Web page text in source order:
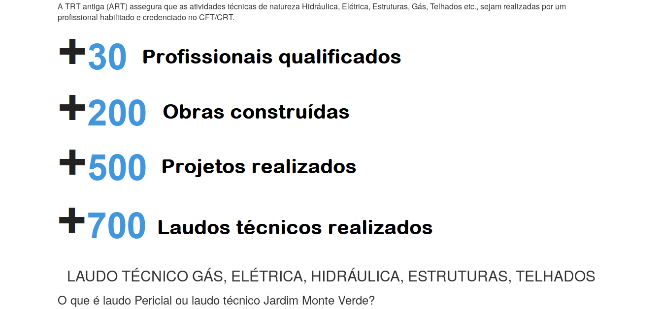
A TRT antiga (ART) assegura que as atividades técnicas de natureza Hidráulica, Elétrica, Estruturas, Gás, Telhados etc., sejam realizadas por um
profissional habilitado e credenciado no CFT/CRT.
LAUDO TÉCNICO GÁS, ELÉTRICA, HIDRÁULICA, ESTRUTURAS, TELHADOS
O que é laudo Pericial ou laudo técnico Jardim Monte Verde?